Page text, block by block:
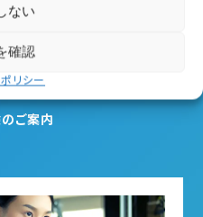
ない
確認
リシー
ご案内